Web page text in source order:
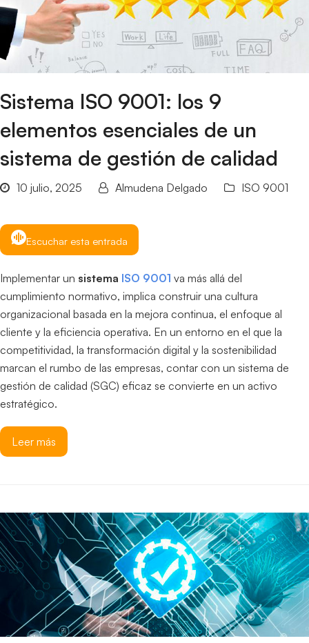
Sistema ISO 9001: los 9
elementos esenciales de un
sistema de gestión de calidad
10 julio, 2025 Almudena Delgado ISO 9001
Escuchar esta entrada
Implementar un sistema ISO 9001 va más allá del
cumplimiento normativo, implica construir una cultura
organizacional basada en la mejora continua, el enfoque al
cliente y la eficiencia operativa. En un entorno en el que la
competitividad, la transformación digital y la sostenibilidad
marcan el rumbo de las empresas, contar con un sistema de
gestión de calidad (SGC) eficaz se convierte en un activo
estratégico.
Leer más